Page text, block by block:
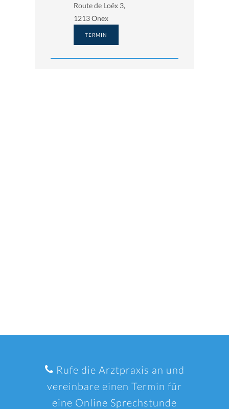
Route de Loëx 3,
1213 Onex
TERMIN
Rufe die Arztpraxis an und
vereinbare einen Termin für
eine Online Sprechstunde